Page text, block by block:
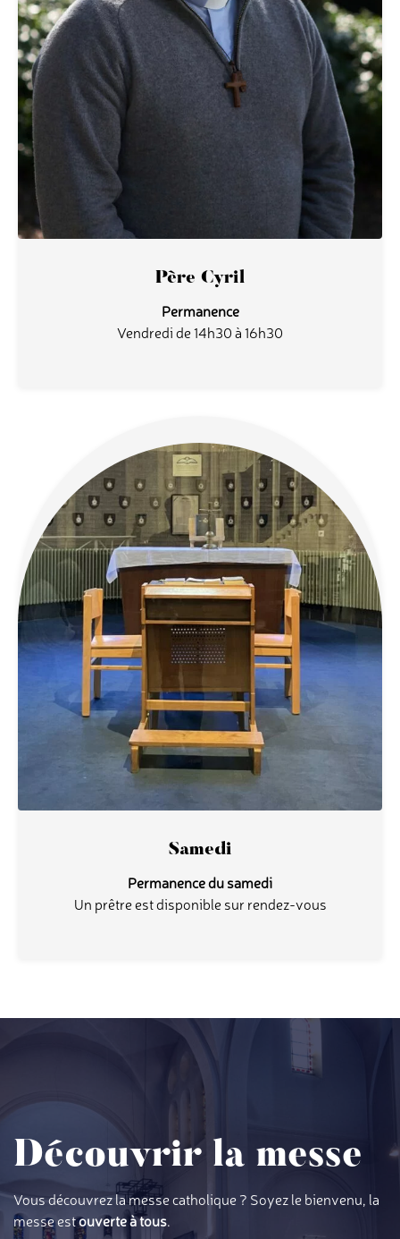
Père Cyril
Permanence
Vendredi de 14h30 à 16h30
Samedi
Permanence du samedi
Un prêtre est disponible sur rendez-vous
Découvrir la messe
Vous découvrez la messe catholique ? Soyez le bienvenu, la
messe estouverte à tous.